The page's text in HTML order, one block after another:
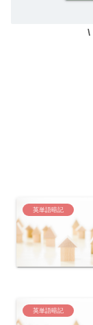
英単語暗記
英単語暗記